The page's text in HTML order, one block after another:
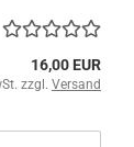
16,00 EUR
zzgl. Versand